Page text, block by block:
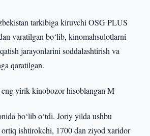
tarkibiga kiruvchi OSG PLUS
yaratilgan bo‘lib, kinomahsulotlarni
jarayonlarini soddalashtirish va
qaratilgan.
yirik kinobozor hisoblangan M
bo‘lib o‘tdi. Joriy yilda ushbu
ishtirokchi, 1700 dan ziyod xaridor